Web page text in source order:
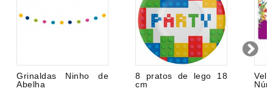
Grinaldas Ninho de
Abelha
8 pratos de lego 18
cm